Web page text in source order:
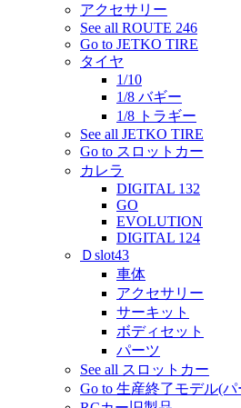
アクセサリー
See all ROUTE 246
Go to JETKO TIRE
タイヤ
1/10
1/8 バギー
1/8 トラギー
See all JETKO TIRE
Go to スロットカー
カレラ
DIGITAL 132
GO
EVOLUTION
DIGITAL 124
Ｄslot43
車体
アクセサリー
サーキット
ボディセット
パーツ
See all スロットカー
Go to 生産終了モデル(